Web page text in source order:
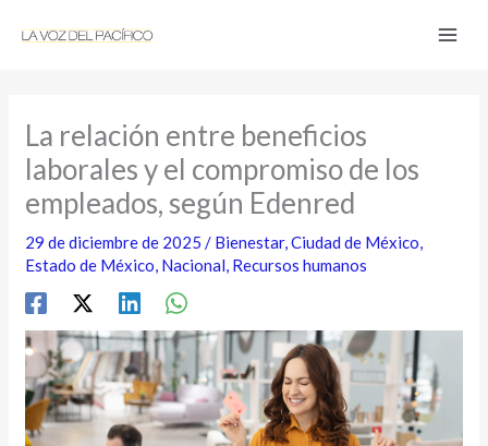
La relación entre beneficios
laborales y el compromiso de los
empleados, según Edenred
29 de diciembre de 2025/ Bienestar,Ciudad de México,
Estado de México, Nacional, Recursos humanos